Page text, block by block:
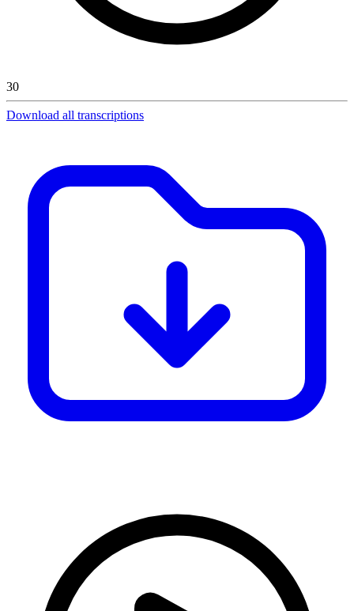
30
Download all transcriptions